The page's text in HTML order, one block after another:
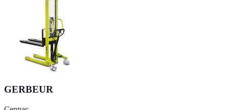
GERBEUR